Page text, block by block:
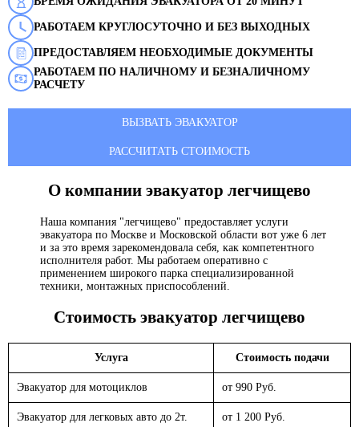
РАБОТАЕМ КРУГЛОСУТОЧНО И БЕЗ ВЫХОДНЫХ
ПРЕДОСТАВЛЯЕМ НЕОБХОДИМЫЕ ДОКУМЕНТЫ
РАБОТАЕМ ПО НАЛИЧНОМУ И БЕЗНАЛИЧНОМУ
РАСЧЕТУ
ВЫЗВАТЬ ЭВАКУАТОР
РАССЧИТАТЬ СТОИМОСТЬ
О компании эвакуатор легчищево
Наша компания "легчищево" предоставляет услуги
эвакуатора по Москве и Московской области вот уже 6 лет
и за это время зарекомендовала себя, как компетентного
исполнителя работ. Мы работаем оперативно с
применением широкого парка специализированной
техники, монтажных приспособлений.
Стоимость эвакуатор легчищево
Услуга Стоимость подачи
Эвакуатор для мотоциклов от 990 Руб.
Эвакуатор для легковых авто до 2т. от 1 200 Руб.